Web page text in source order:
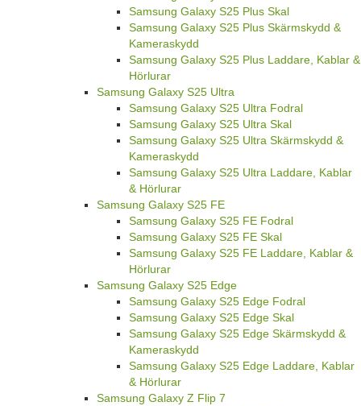
Samsung Galaxy S25 Plus Skal
Samsung Galaxy S25 Plus Skärmskydd &
Kameraskydd
Samsung Galaxy S25 Plus Laddare, Kablar &
Hörlurar
Samsung Galaxy S25 Ultra
Samsung Galaxy S25 Ultra Fodral
Samsung Galaxy S25 Ultra Skal
Samsung Galaxy S25 Ultra Skärmskydd &
Kameraskydd
Samsung Galaxy S25 Ultra Laddare, Kablar
& Hörlurar
Samsung Galaxy S25 FE
Samsung Galaxy S25 FE Fodral
Samsung Galaxy S25 FE Skal
Samsung Galaxy S25 FE Laddare, Kablar &
Hörlurar
Samsung Galaxy S25 Edge
Samsung Galaxy S25 Edge Fodral
Samsung Galaxy S25 Edge Skal
Samsung Galaxy S25 Edge Skärmskydd &
Kameraskydd
Samsung Galaxy S25 Edge Laddare, Kablar
& Hörlurar
Samsung Galaxy Z Flip 7